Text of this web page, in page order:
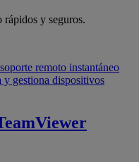
rápidos y seguros.
remoto instantáneo
y gestiona dispositivos